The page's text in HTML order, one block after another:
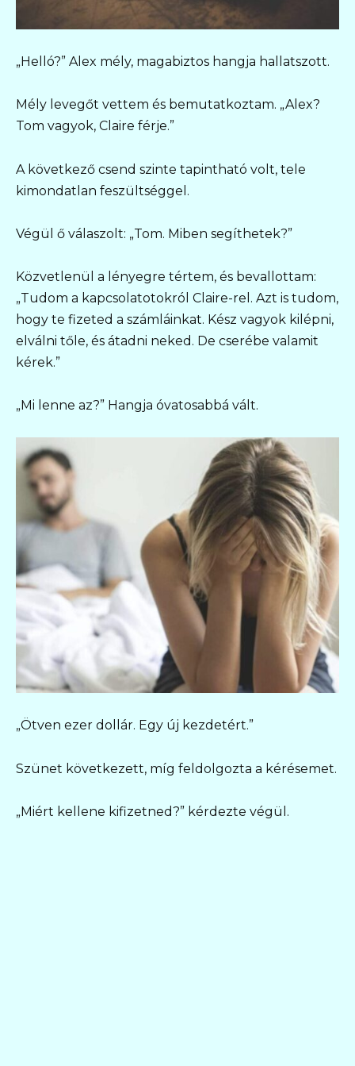
„Helló?” Alex mély, magabiztos hangja hallatszott.
Mély levegőt vettem és bemutatkoztam. „Alex?
Tom vagyok, Claire férje.”
A következő csend szinte tapintható volt, tele
kimondatlan feszültséggel.
Végül ő válaszolt: „Tom. Miben segíthetek?”
Közvetlenül a lényegre tértem, és bevallottam:
„Tudom a kapcsolatotokról Claire-rel. Azt is tudom,
hogy te fizeted a számláinkat. Kész vagyok kilépni,
elválni tőle, és átadni neked. De cserébe valamit
kérek.”
„Mi lenne az?” Hangja óvatosabbá vált.
„Ötven ezer dollár. Egy új kezdetért.”
Szünet következett, míg feldolgozta a kérésemet.
„Miért kellene kifizetned?” kérdezte végül.